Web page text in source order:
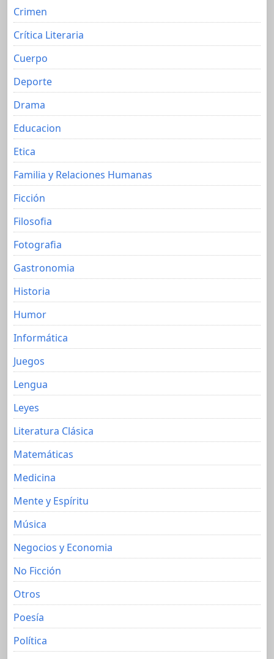
Crimen
Crítica Literaria
Cuerpo
Deporte
Drama
Educacion
Etica
Familia y Relaciones Humanas
Ficción
Filosofia
Fotografia
Gastronomia
Historia
Humor
Informática
Juegos
Lengua
Leyes
Literatura Clásica
Matemáticas
Medicina
Mente y Espíritu
Música
Negocios y Economia
No Ficción
Otros
Poesía
Política